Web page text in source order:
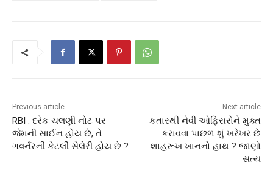
Previous article
RBI : દરેક ચલણી નોટ પર
જેમની સાઈન હોય છે, તે
ગવર્નરની કેટલી સેલેરી હોય છે ?
Next article
કતારથી નેવી ઓફિસરોને મુક્ત
કરાવવા પાછળ શું ખરેખર છે
શાહરૂખ ખાનનો હાથ ? જાણો
સત્ય